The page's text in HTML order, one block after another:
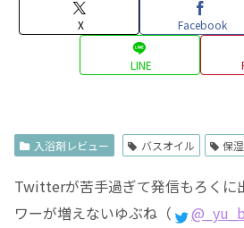
X Facebook
LINE
入浴剤レビュー バスオイル 保湿
Twitterが苦手過ぎて発信もろくに
ワーが増えないゆぶね（